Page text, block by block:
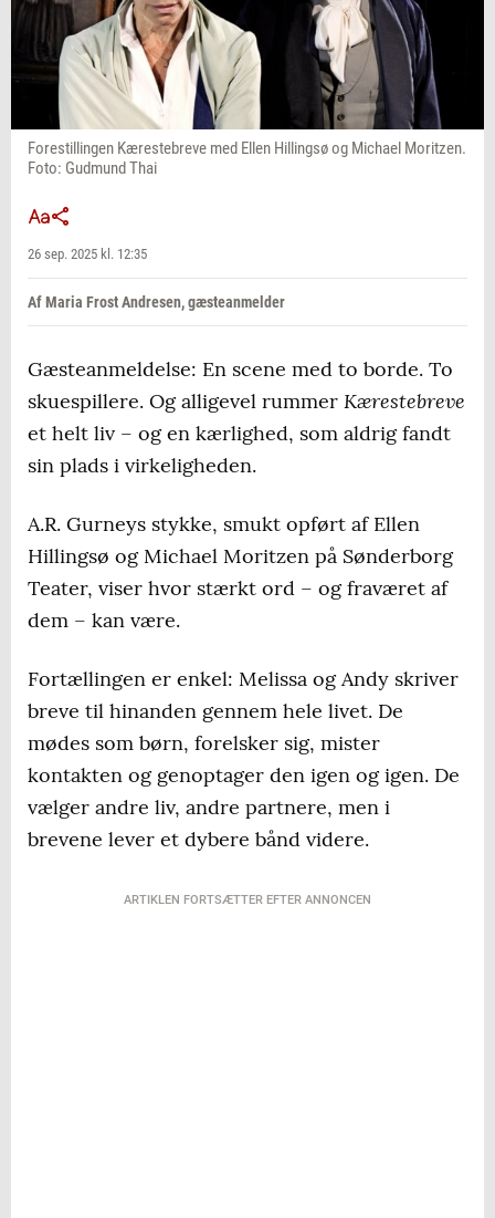
Forestillingen Kærestebreve med Ellen Hillingsø og Michael Moritzen.
Foto: Gudmund Thai
26 sep. 2025 kl. 12:35
Af Maria Frost Andresen, gæsteanmelder
Gæsteanmeldelse: En scene med to borde. To
skuespillere. Og alligevel rummer Kærestebreve
et helt liv – og en kærlighed, som aldrig fandt
sin plads i virkeligheden.
A.R. Gurneys stykke, smukt opført af Ellen
Hillingsø og Michael Moritzen på Sønderborg
Teater, viser hvor stærkt ord – og fraværet af
dem – kan være.
Fortællingen er enkel: Melissa og Andy skriver
breve til hinanden gennem hele livet. De
mødes som børn, forelsker sig, mister
kontakten og genoptager den igen og igen. De
vælger andre liv, andre partnere, men i
brevene lever et dybere bånd videre.
ARTIKLEN FORTSÆTTER EFTER ANNONCEN